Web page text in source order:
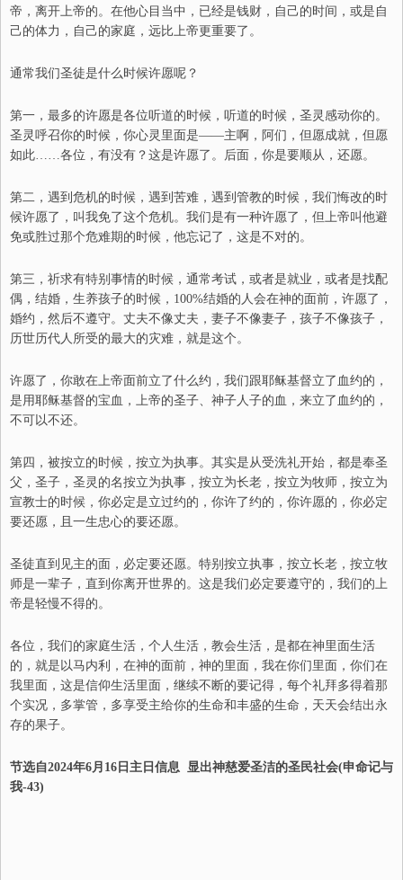
帝，离开上帝的。在他心目当中，已经是钱财，自己的时间，或是自
己的体力，自己的家庭，远比上帝更重要了。
通常我们圣徒是什么时候许愿呢？
第一，最多的许愿是各位听道的时候，听道的时候，圣灵感动你的。
圣灵呼召你的时候，你心灵里面是——主啊，阿们，但愿成就，但愿
如此……各位，有没有？这是许愿了。后面，你是要顺从，还愿。
第二，遇到危机的时候，遇到苦难，遇到管教的时候，我们悔改的时
候许愿了，叫我免了这个危机。我们是有一种许愿了，但上帝叫他避
免或胜过那个危难期的时候，他忘记了，这是不对的。
第三，祈求有特别事情的时候，通常考试，或者是就业，或者是找配
偶，结婚，生养孩子的时候，100%结婚的人会在神的面前，许愿了，
婚约，然后不遵守。丈夫不像丈夫，妻子不像妻子，孩子不像孩子，
历世历代人所受的最大的灾难，就是这个。
许愿了，你敢在上帝面前立了什么约，我们跟耶稣基督立了血约的，
是用耶稣基督的宝血，上帝的圣子、 神子人子的血，来立了血约的，
不可以不还。
第四，被按立的时候，按立为执事。其实是从受洗礼开始，都是奉圣
父，圣子，圣灵的名按立为执事，按立为长老，按立为牧师，按立为
宣教士的时候，你必定是立过约的，你许了约的，你许愿的，你必定
要还愿，且一生忠心的要还愿。
圣徒直到见主的面，必定要还愿。特别按立执事，按立长老，按立牧
师是一辈子，直到你离开世界的。这是我们必定要遵守的，我们的上
帝是轻慢不得的。
各位，我们的家庭生活，个人生活，教会生活，是都在神里面生活
的，就是以马内利， 在神的面前，神的里面，我在你们里面，你们在
我里面，这是信仰生活里面，继续不断的要记得，每个礼拜多得着那
个实况，多掌管，多享受主给你的生命和丰盛的生命，天天会结出永
存的果子。
节选自2024年6月 16 日 主日信息 显出神慈爱圣洁的圣民社会(申命记与
我-43)